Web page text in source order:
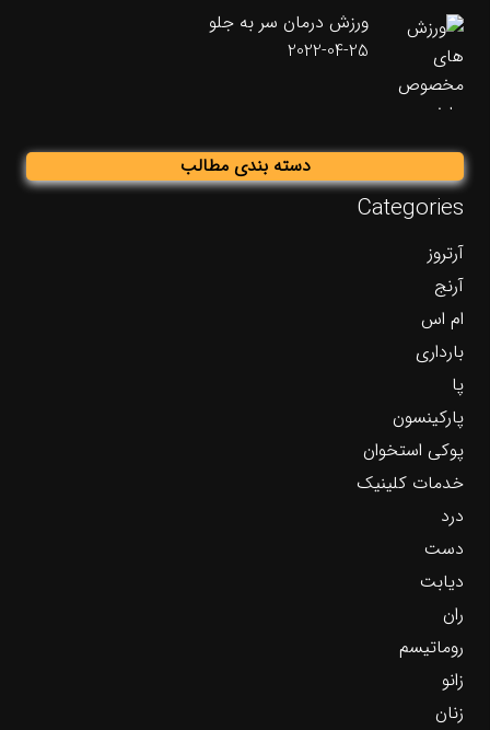
ورزش درمان سر به جلو
2022-04-25
دسته بندی مطالب
Categories
آرتروز
آرنج
ام اس
بارداری
پا
پارکینسون
پوکی استخوان
خدمات کلینیک
درد
دست
دیابت
ران
روماتیسم
زانو
زنان